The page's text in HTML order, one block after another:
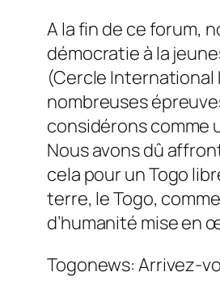
A la fin de ce forum,
démocratie à la
(Cercle International
nombreuses
considérons comme
Nous avons dû
cela pour un Togo
terre, le Togo,
d’humanité mise en
Togonews: Arrivez-